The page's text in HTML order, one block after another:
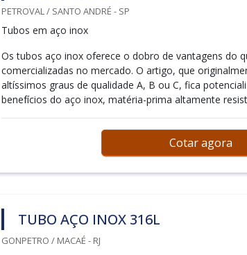
PETROVAL / SANTO ANDRÉ - SP
Tubos em aço inox
Os tubos aço inox oferece o dobro de vantagens do
comercializadas no mercado. O artigo, que
altíssimos graus de qualidade A, B ou C, fica
benefícios do aço inox, matéria-prima altamente
Cotar agora
TUBO AÇO INOX 316L
GONPETRO / MACAÉ - RJ